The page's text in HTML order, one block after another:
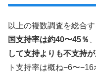
以上の複数調査を総合
国支持率は約40〜45％
して支持よりも不支持
ト支持率は概ね−6〜−16